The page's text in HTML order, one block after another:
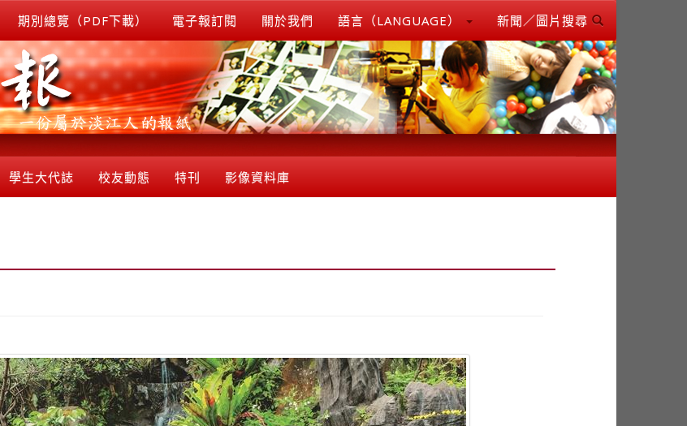
期別總覽（PDF下載） 電子報訂閱 關於我們 語言（LANGUAGE） 新聞／圖片搜尋
學生大代誌 校友動態 特刊 影像資料庫